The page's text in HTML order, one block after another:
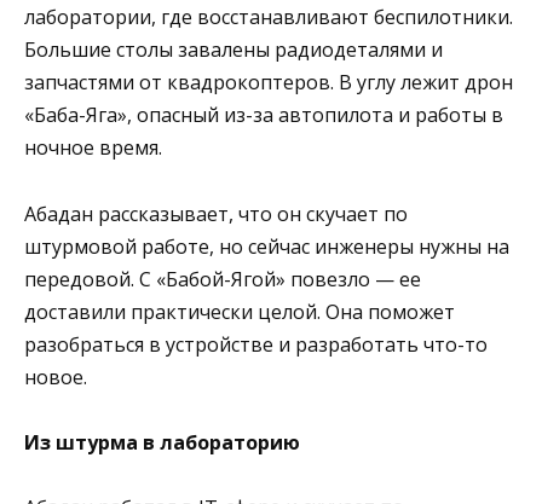
лаборатории, где восстанавливают беспилотники.
Большие столы завалены радиодеталями и
запчастями от квадрокоптеров. В углу лежит дрон
«Баба-Яга», опасный из-за автопилота и работы в
ночное время.
Абадан рассказывает, что он скучает по
штурмовой работе, но сейчас инженеры нужны на
передовой. С «Бабой-Ягой» повезло — ее
доставили практически целой. Она поможет
разобраться в устройстве и разработать что-то
новое.
Из штурма в лабораторию